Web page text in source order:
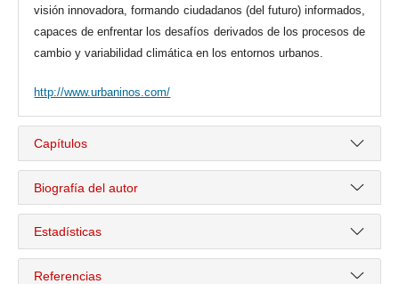
visión innovadora, formando ciudadanos (del futuro) informados,
capaces de enfrentar los desafíos derivados de los procesos de
cambio y variabilidad climática en los entornos urbanos.
http://www.urbaninos.com/
Capítulos
Biografía del autor
Estadísticas
Referencias